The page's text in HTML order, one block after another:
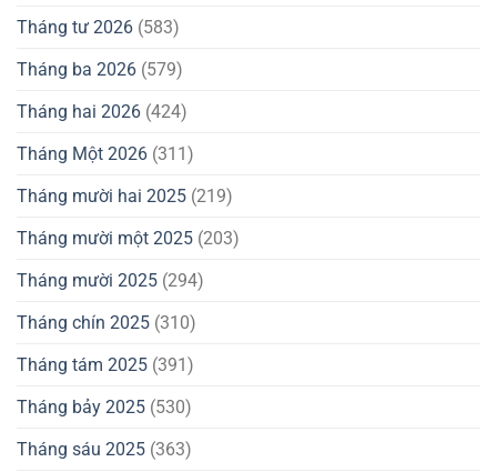
Tháng tư 2026 (583)
Tháng ba 2026 (579)
Tháng hai 2026 (424)
Tháng Một 2026 (311)
Tháng mười hai 2025 (219)
Tháng mười một 2025 (203)
Tháng mười 2025 (294)
Tháng chín 2025 (310)
Tháng tám 2025 (391)
Tháng bảy 2025 (530)
Tháng sáu 2025 (363)